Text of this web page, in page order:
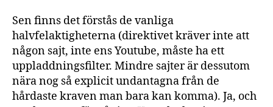
Sen finns det förstås de vanliga
halvfelaktigheterna (direktivet kräver inte att
någon sajt, inte ens Youtube, måste ha ett
uppladdningsfilter. Mindre sajter är dessutom
nära nog så explicit undantagna från de
hårdaste kraven man bara kan komma). Ja, och